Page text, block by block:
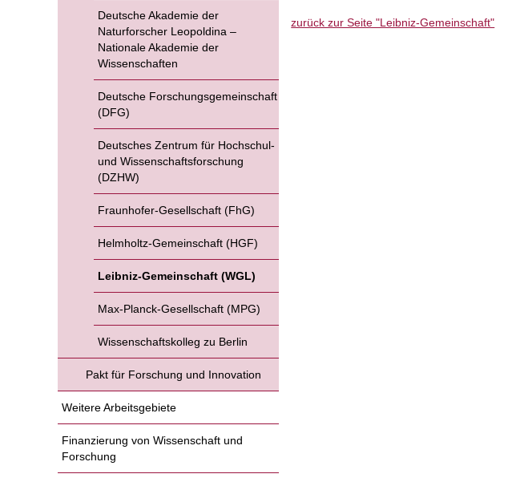
Deutsche Akademie der
Naturforscher Leopoldina –
Nationale Akademie der
Wissenschaften
Deutsche Forschungsgemeinschaft
(DFG)
Deutsches Zentrum für Hochschul-
und Wissenschaftsforschung
(DZHW)
Fraunhofer-Gesellschaft (FhG)
Helmholtz-Gemeinschaft (HGF)
Leibniz-Gemeinschaft (WGL)
Max-Planck-Gesellschaft (MPG)
Wissenschaftskolleg zu Berlin
Pakt für Forschung und Innovation
Weitere Arbeitsgebiete
Finanzierung von Wissenschaft und
Forschung
zurück zur Seite "Leibniz-Gemeinschaft"